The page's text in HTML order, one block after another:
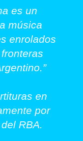
es un
música
enrolados
en
por
RBA.